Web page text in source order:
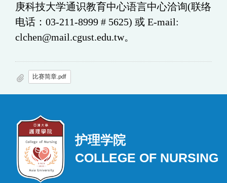
庚科技大学通识教育中心语言中心洽询(联络
电话：03-211-8999 # 5625) 或 E-mail:
clchen@mail.cgust.edu.tw。
比赛简章.pdf
护理学院
COLLEGE OF NURSING